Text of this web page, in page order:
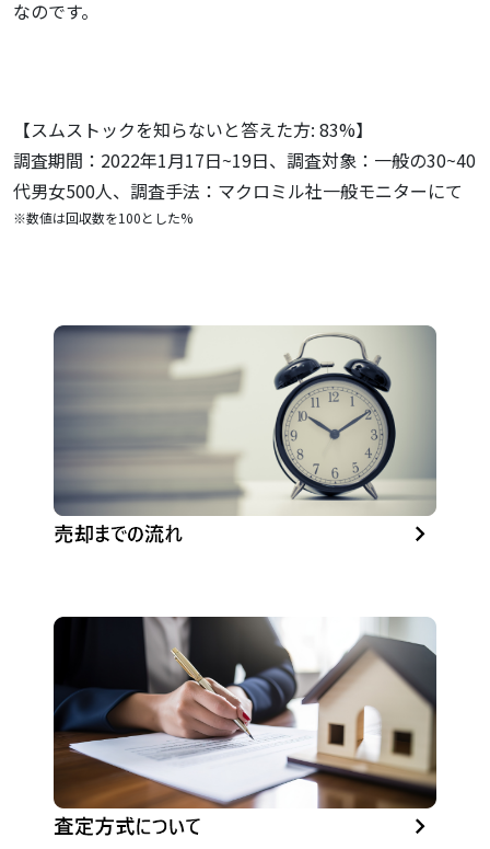
なのです。
【スムストックを知らないと答えた方: 83%】
調査期間：2022年1月17日~19日、調査対象：一般の30~40
代男女500人、調査手法：マクロミル社一般モニターにて
※数値は回収数を100とした%